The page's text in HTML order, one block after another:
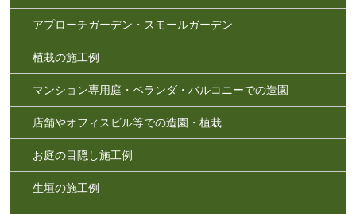
アプローチガーデン・スモールガーデン
植栽の施工例
マンション専用庭・ベランダ・バルコニーでの造園
店舗やオフィスビル等での造園・植栽
お庭の目隠し施工例
生垣の施工例